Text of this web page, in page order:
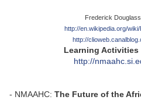
Frederick
http://en.wikipedia.org/
http://
Learning Activities
http://
- NMAAHC: The Future of the